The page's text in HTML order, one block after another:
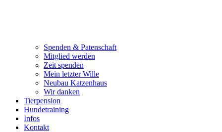
Spenden & Patenschaft
Mitglied werden
Zeit spenden
Mein letzter Wille
Neubau Katzenhaus
Wir danken
Tierpension
Hundetraining
Infos
Kontakt